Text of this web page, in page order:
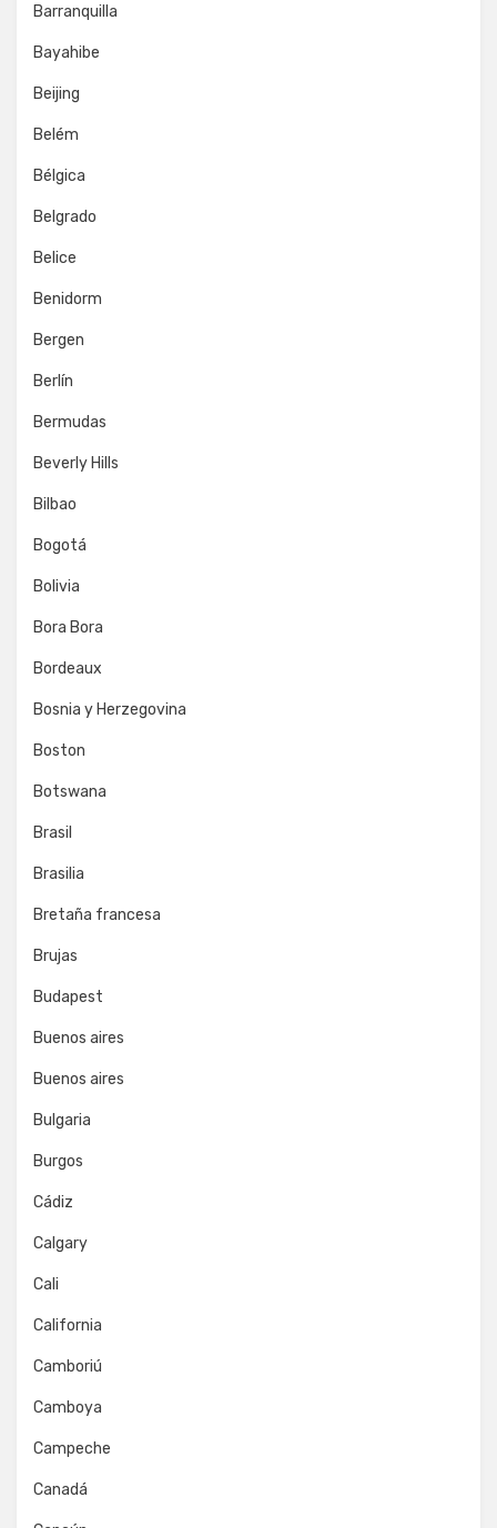
Barranquilla
Bayahibe
Beijing
Belém
Bélgica
Belgrado
Belice
Benidorm
Bergen
Berlín
Bermudas
Beverly Hills
Bilbao
Bogotá
Bolivia
Bora Bora
Bordeaux
Bosnia y Herzegovina
Boston
Botswana
Brasil
Brasilia
Bretaña francesa
Brujas
Budapest
Buenos aires
Buenos aires
Bulgaria
Burgos
Cádiz
Calgary
Cali
California
Camboriú
Camboya
Campeche
Canadá